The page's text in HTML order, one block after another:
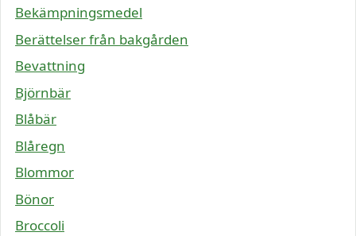
Bekämpningsmedel
Berättelser från bakgården
Bevattning
Björnbär
Blåbär
Blåregn
Blommor
Bönor
Broccoli